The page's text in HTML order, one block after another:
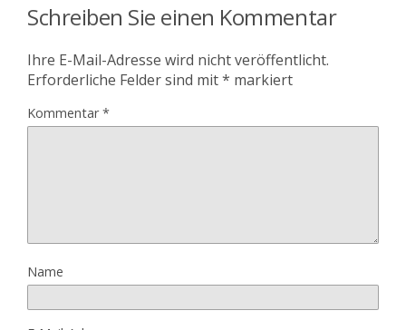
Schreiben Sie einen Kommentar
Ihre E-Mail-Adresse wird nicht veröffentlicht.
Erforderliche Felder sind mit* markiert
Kommentar*
Name